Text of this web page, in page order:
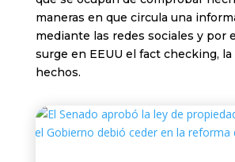
maneras en que circula una
mediante las redes sociales y por
surge en EEUU el fact checking,
hechos.